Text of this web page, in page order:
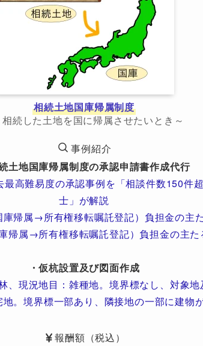
相続土地国庫帰属制度
相続した土地を国に帰属させたいとき～
事例紹介
土地国庫帰属制度の承認申請書作成代行
高難易度の承認事例を「相談件数150件
士」が解説
帰属→所有権移転嘱託登記）負担金の主
属→所有権移転嘱託登記）負担金の主た
・仮杭設置及び図面作成
現況地目：雑種地。境界標なし、対象地
。境界標一部あり、隣接地の一部に建物が
報酬額（税込）